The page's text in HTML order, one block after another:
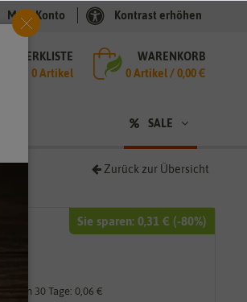
Mein Konto Kontrast erhöhen
MERKLISTE
0 Artikel
WARENKORB
0Artikel /0,00 €
SALE
Zurück zur Übersicht
Sie sparen: 0,31 € (-80%)
30 Tage: 0,06 €